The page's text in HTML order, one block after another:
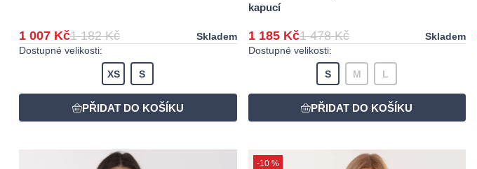
1 007 Kč1 182 Kč
Skladem
Dostupné velikosti:
XS S
kapucí
1 185 Kč1 478 Kč
Skladem
Dostupné velikosti:
S M L
-10 %